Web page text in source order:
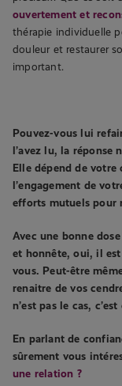
ouvertement et
thérapie individuelle
douleur et restaurer
important.
Pouvez-vous lui
l’avez lu, la réponse
Elle dépend de votre
l’engagement de
efforts mutuels pour
Avec une bonne
et honnête, oui, il
vous. Peut-être
renaitre de vos
n’est pas le cas,
En parlant de
sûrement vous
une relation ?